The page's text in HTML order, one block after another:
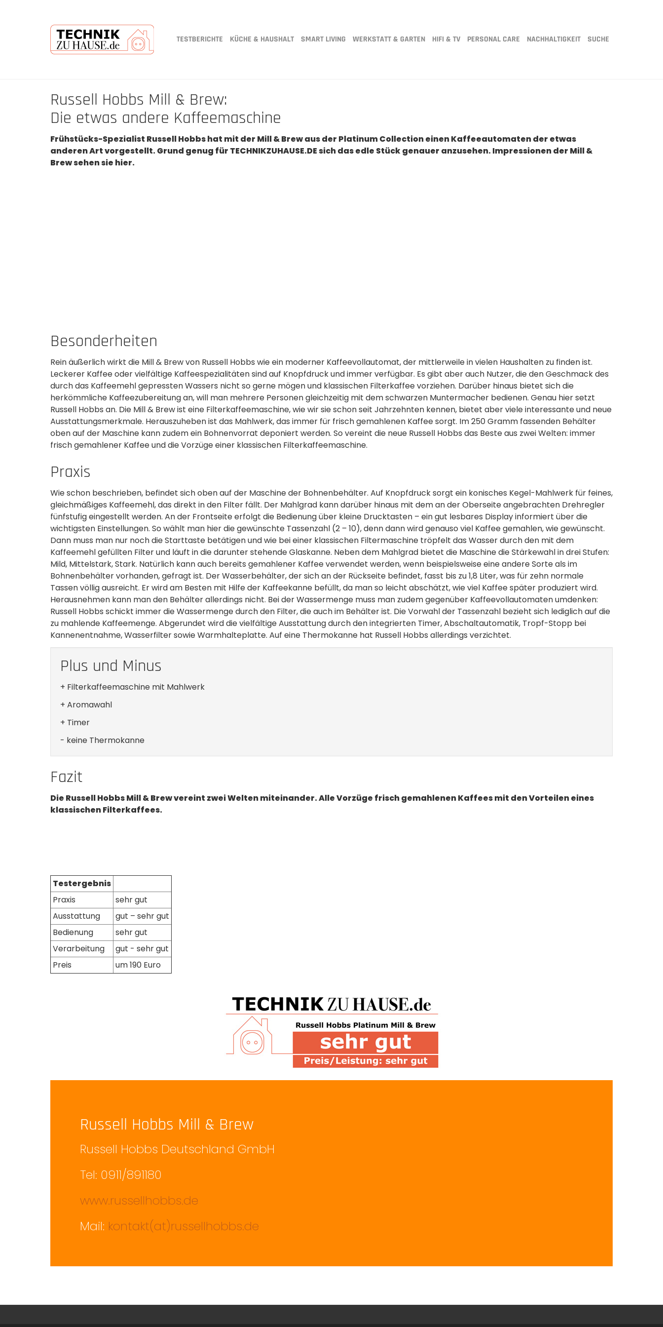
TESTBERICHTE KÜCHE & HAUSHALT SMART LIVING WERKSTATT & GARTEN HIFI & TV PERSONAL CARE NACHHALTIGKEIT SUCHE
Russell Hobbs Mill & Brew:
Die etwas andere Kaffeemaschine
Frühstücks-Spezialist Russell Hobbs hat mit der Mill & Brew aus der Platinum Collection einen Kaffeeautomaten der etwas
anderen Art vorgestellt. Grund genug für TECHNIKZUHAUSE.DE sich das edle Stück genauer anzusehen. Impressionen der Mill &
Brew sehen sie hier.
Besonderheiten
Rein äußerlich wirkt die Mill & Brew von Russell Hobbs wie ein moderner Kaffeevollautomat, der mittlerweile in vielen Haushalten zu finden ist.
Leckerer Kaffee oder vielfältige Kaffeespezialitäten sind auf Knopfdruck und immer verfügbar. Es gibt aber auch Nutzer, die den Geschmack des
durch das Kaffeemehl gepressten Wassers nicht so gerne mögen und klassischen Filterkaffee vorziehen. Darüber hinaus bietet sich die
herkömmliche Kaffeezubereitung an, will man mehrere Personen gleichzeitig mit dem schwarzen Muntermacher bedienen. Genau hier setzt
Russell Hobbs an. Die Mill & Brew ist eine Filterkaffeemaschine, wie wir sie schon seit Jahrzehnten kennen, bietet aber viele interessante und neue
Ausstattungsmerkmale. Herauszuheben ist das Mahlwerk, das immer für frisch gemahlenen Kaffee sorgt. Im 250 Gramm fassenden Behälter
oben auf der Maschine kann zudem ein Bohnenvorrat deponiert werden. So vereint die neue Russell Hobbs das Beste aus zwei Welten: immer
frisch gemahlener Kaffee und die Vorzüge einer klassischen Filterkaffeemaschine.
Praxis
Wie schon beschrieben, befindet sich oben auf der Maschine der Bohnenbehälter. Auf Knopfdruck sorgt ein konisches Kegel-Mahlwerk für feines,
gleichmäßiges Kaffeemehl, das direkt in den Filter fällt. Der Mahlgrad kann darüber hinaus mit dem an der Oberseite angebrachten Drehregler
fünfstufig eingestellt werden. An der Frontseite erfolgt die Bedienung über kleine Drucktasten – ein gut lesbares Display informiert über die
wichtigsten Einstellungen. So wählt man hier die gewünschte Tassenzahl (2 – 10), denn dann wird genauso viel Kaffee gemahlen, wie gewünscht.
Dann muss man nur noch die Starttaste betätigen und wie bei einer klassischen Filtermaschine tröpfelt das Wasser durch den mit dem
Kaffeemehl gefüllten Filter und läuft in die darunter stehende Glaskanne. Neben dem Mahlgrad bietet die Maschine die Stärkewahl in drei Stufen:
Mild, Mittelstark, Stark. Natürlich kann auch bereits gemahlener Kaffee verwendet werden, wenn beispielsweise eine andere Sorte als im
Bohnenbehälter vorhanden, gefragt ist. Der Wasserbehälter, der sich an der Rückseite befindet, fasst bis zu 1,8 Liter, was für zehn normale
Tassen völlig ausreicht. Er wird am Besten mit Hilfe der Kaffeekanne befüllt, da man so leicht abschätzt, wie viel Kaffee später produziert wird.
Herausnehmen kann man den Behälter allerdings nicht. Bei der Wassermenge muss man zudem gegenüber Kaffeevollautomaten umdenken:
Russell Hobbs schickt immer die Wassermenge durch den Filter, die auch im Behälter ist. Die Vorwahl der Tassenzahl bezieht sich lediglich auf die
zu mahlende Kaffeemenge. Abgerundet wird die vielfältige Ausstattung durch den integrierten Timer, Abschaltautomatik, Tropf-Stopp bei
Kannenentnahme, Wasserfilter sowie Warmhalteplatte. Auf eine Thermokanne hat Russell Hobbs allerdings verzichtet.
Plus und Minus
+ Filterkaffeemaschine mit Mahlwerk
+ Aromawahl
+ Timer
- keine Thermokanne
Fazit
Die Russell Hobbs Mill & Brew vereint zwei Welten miteinander. Alle Vorzüge frisch gemahlenen Kaffees mit den Vorteilen eines
klassischen Filterkaffees.
Testergebnis
Praxis
sehr gut
Ausstattung
gut – sehr gut
Bedienung
sehr gut
Verarbeitung
gut - sehr gut
Preis
um 190 Euro
Russell Hobbs Mill & Brew
Russell Hobbs Deutschland GmbH
Tel: 0911/891180
www.russellhobbs.de
Mail: kontakt(at)russellhobbs.de